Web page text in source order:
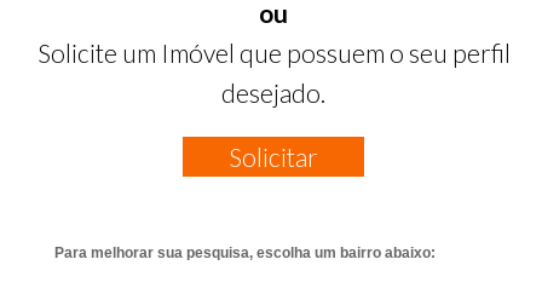
ou
Solicite um Imóvel que possuem o seu perfil
desejado.
Solicitar
Para melhorar sua pesquisa, escolha um bairro abaixo: